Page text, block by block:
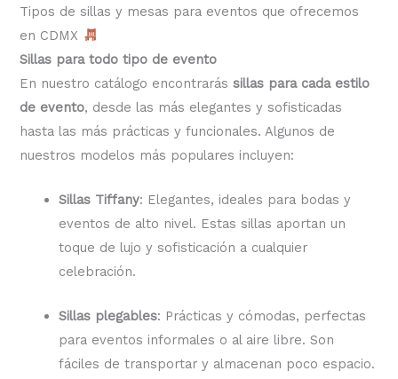
Tipos de sillas y mesas para eventos que ofrecemos
en CDMX
Sillas para todo tipo de evento
En nuestro catálogo encontrarássillas para cada estilo
de evento, desde las más elegantes y sofisticadas
hasta las más prácticas y funcionales. Algunos de
nuestros modelos más populares incluyen:
Sillas Tiffany: Elegantes, ideales para bodas y
eventos de alto nivel. Estas sillas aportan un
toque de lujo y sofisticación a cualquier
celebración.
Sillas plegables: Prácticas y cómodas, perfectas
para eventos informales o al aire libre. Son
fáciles de transportar y almacenan poco espacio.